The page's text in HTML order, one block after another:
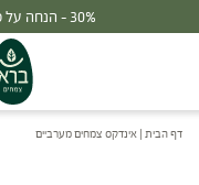
30% - הנחה על סדרת הפטריות ברכישת 3 מוצרים
דף הבית | אינדקס צמחים מערביים